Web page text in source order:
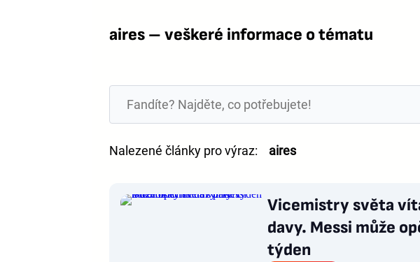
aires – veškeré informace o tématu
Nalezené články pro výraz: aires
Vicemistry světa
davy. Messi může
týden